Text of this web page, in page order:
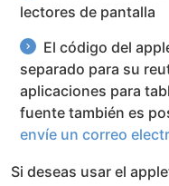
lectores de pantalla
El código del
separado para su
aplicaciones para
fuente también es
envíe un correo
Si deseas usar el